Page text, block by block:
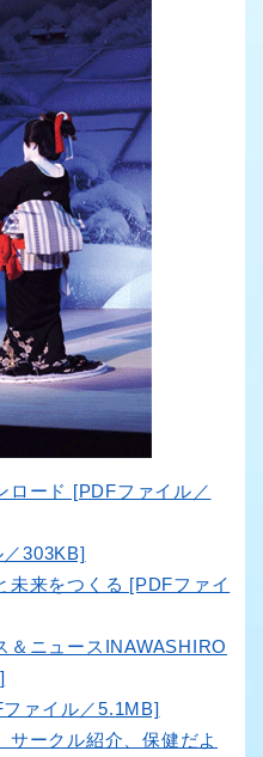
ロード [PDFファイル／
303KB]
未来をつくる [PDFファイ
＆ニュースINAWASHIRO
ァイル／5.1MB]
サークル紹介、保健だよ